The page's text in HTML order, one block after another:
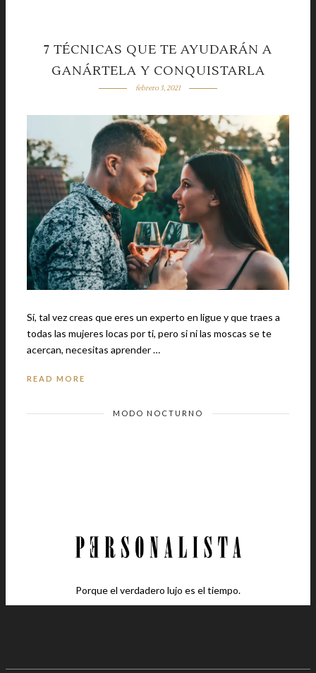
7 TÉCNICAS QUE TE AYUDARÁN A
GANÁRTELA Y CONQUISTARLA
febrero 3, 2021
Sí, tal vez creas que eres un experto en ligue y que traes a
todas las mujeres locas por ti, pero si ni las moscas se te
acercan, necesitas aprender …
READ MORE
MODO NOCTURNO
Porque el verdadero lujo es el tiempo.